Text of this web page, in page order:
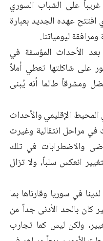
على الشباب السوري
عهده الجديد بعبارة
ليومياتنا.
بعد الأحداث المؤسفة في
على شاكلتها تعطي أملاً
ومشرقاً طالما أنه يُبنى
الإقليمي والأحداث
مراحل انتقالية وغيرت
والاضطرابات في تلك
انعكس سلباً، ولا تزال
في سوريا وقارناها بما
كان بالحد الأدنى جداً من
ولكن ليس كما تجارب